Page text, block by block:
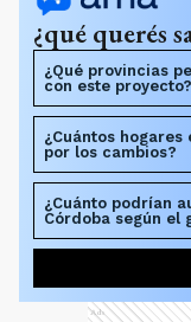
¿qué querés
¿Qué provincias
con este proyecto?
¿Cuántos
por los cambios?
¿Cuánto podrían
Córdoba según el
Ads